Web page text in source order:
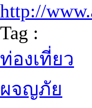
http://
Tag :
ท่องเที่ยว
ผจญภัย